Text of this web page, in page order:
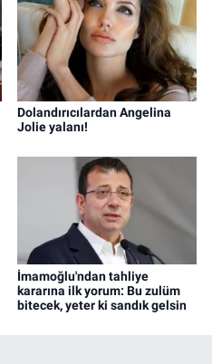
Dolandırıcılardan Angelina
Jolie yalanı!
İmamoğlu'ndan tahliye
kararına ilk yorum: Bu zulüm
bitecek, yeter ki sandık gelsin